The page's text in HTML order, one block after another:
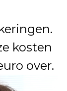
kosten
over.